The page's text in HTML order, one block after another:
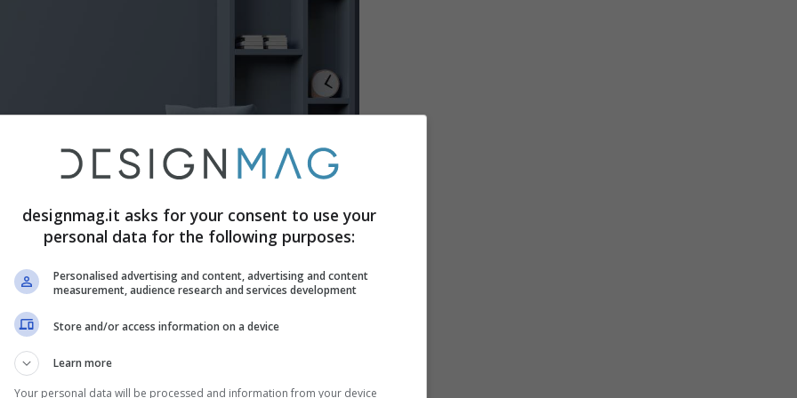
oltre ad essere molto ricercata dai
designmag.it asks for your consent to use your
personal data for the following purposes:
Personalised advertising and content, advertising and content
measurement, audience research and services development
Store and/or access information on a device
Learn more
Your personal data will be processed and information from your device